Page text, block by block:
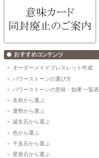
オーダーメイドブレスレット作成
パワーストーンの選び方
パワーストーンの意味・効果 一覧表
名前から選ぶ
運勢から選ぶ
誕生石から選ぶ
色から選ぶ
干支石から選ぶ
星座石から選ぶ